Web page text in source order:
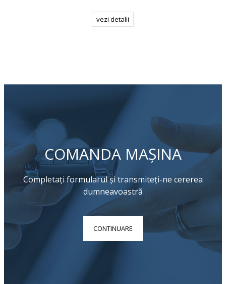
vezi detalii
COMANDA MAȘINA
Completați formularul și transmiteți-ne cererea
dumneavoastră
CONTINUARE